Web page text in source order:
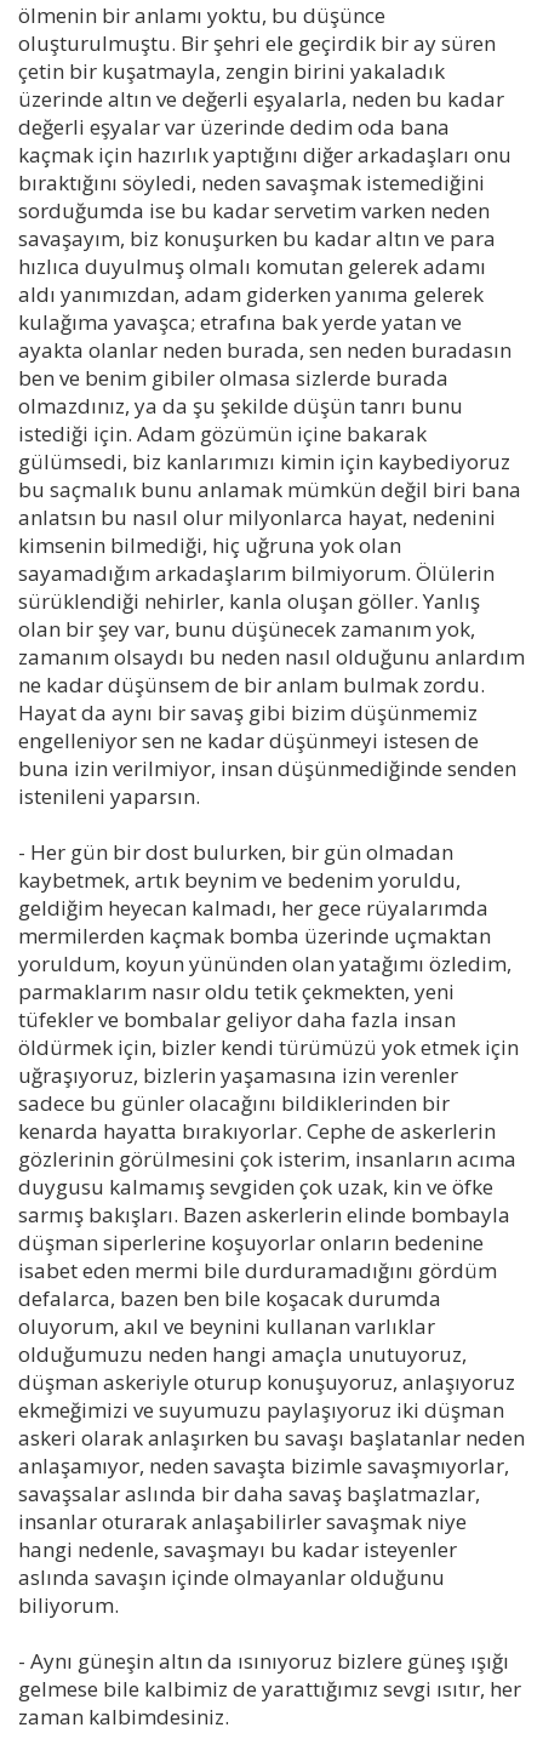
ölmenin bir anlamı yoktu, bu düşünce
oluşturulmuştu. Bir şehri ele geçirdik bir ay süren
çetin bir kuşatmayla, zengin birini yakaladık
üzerinde altın ve değerli eşyalarla, neden bu kadar
değerli eşyalar var üzerinde dedim oda bana
kaçmak için hazırlık yaptığını diğer arkadaşları onu
bıraktığını söyledi, neden savaşmak istemediğini
sorduğumda ise bu kadar servetim varken neden
savaşayım, biz konuşurken bu kadar altın ve para
hızlıca duyulmuş olmalı komutan gelerek adamı
aldı yanımızdan, adam giderken yanıma gelerek
kulağıma yavaşca; etrafına bak yerde yatan ve
ayakta olanlar neden burada, sen neden buradasın
ben ve benim gibiler olmasa sizlerde burada
olmazdınız, ya da şu şekilde düşün tanrı bunu
istediği için. Adam gözümün içine bakarak
gülümsedi, biz kanlarımızı kimin için kaybediyoruz
bu saçmalık bunu anlamak mümkün değil biri bana
anlatsın bu nasıl olur milyonlarca hayat, nedenini
kimsenin bilmediği, hiç uğruna yok olan
sayamadığım arkadaşlarım bilmiyorum. Ölülerin
sürüklendiği nehirler, kanla oluşan göller. Yanlış
olan bir şey var, bunu düşünecek zamanım yok,
zamanım olsaydı bu neden nasıl olduğunu anlardım
ne kadar düşünsem de bir anlam bulmak zordu.
Hayat da aynı bir savaş gibi bizim düşünmemiz
engelleniyor sen ne kadar düşünmeyi istesen de
buna izin verilmiyor, insan düşünmediğinde senden
istenileni yaparsın.
- Her gün bir dost bulurken, bir gün olmadan
kaybetmek, artık beynim ve bedenim yoruldu,
geldiğim heyecan kalmadı, her gece rüyalarımda
mermilerden kaçmak bomba üzerinde uçmaktan
yoruldum, koyun yününden olan yatağımı özledim,
parmaklarım nasır oldu tetik çekmekten, yeni
tüfekler ve bombalar geliyor daha fazla insan
öldürmek için, bizler kendi türümüzü yok etmek için
uğraşıyoruz, bizlerin yaşamasına izin verenler
sadece bu günler olacağını bildiklerinden bir
kenarda hayatta bırakıyorlar. Cephe de askerlerin
gözlerinin görülmesini çok isterim, insanların acıma
duygusu kalmamış sevgiden çok uzak, kin ve öfke
sarmış bakışları. Bazen askerlerin elinde bombayla
düşman siperlerine koşuyorlar onların bedenine
isabet eden mermi bile durduramadığını gördüm
defalarca, bazen ben bile koşacak durumda
oluyorum, akıl ve beynini kullanan varlıklar
olduğumuzu neden hangi amaçla unutuyoruz,
düşman askeriyle oturup konuşuyoruz, anlaşıyoruz
ekmeğimizi ve suyumuzu paylaşıyoruz iki düşman
askeri olarak anlaşırken bu savaşı başlatanlar neden
anlaşamıyor, neden savaşta bizimle savaşmıyorlar,
savaşsalar aslında bir daha savaş başlatmazlar,
insanlar oturarak anlaşabilirler savaşmak niye
hangi nedenle, savaşmayı bu kadar isteyenler
aslında savaşın içinde olmayanlar olduğunu
biliyorum.
- Aynı güneşin altın da ısınıyoruz bizlere güneş ışığı
gelmese bile kalbimiz de yarattığımız sevgi ısıtır, her
zaman kalbimdesiniz.